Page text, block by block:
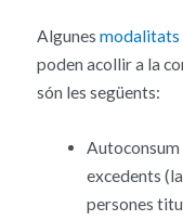
Algunes modalitats
poden acollir a la
són les següents:
Autoconsum
excedents
persones